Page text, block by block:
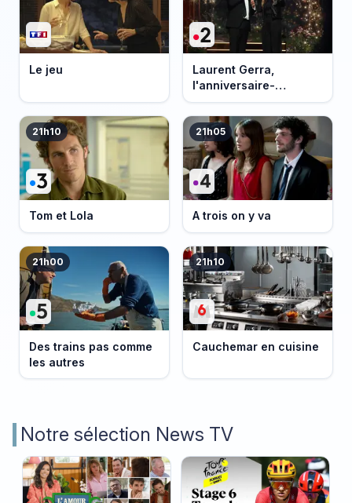
Le jeu
Laurent Gerra,
l'anniversaire-
événement
21h10
Tom et Lola
21h05
A trois on y va
21h00
Des trains pas comme
les autres
21h10
Cauchemar en cuisine
Notre sélection News TV